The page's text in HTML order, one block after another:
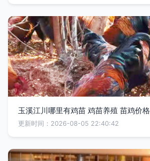
玉溪江川哪里有鸡苗 鸡苗养殖 苗鸡价格
更新时间：2026-08-05 22:40:42